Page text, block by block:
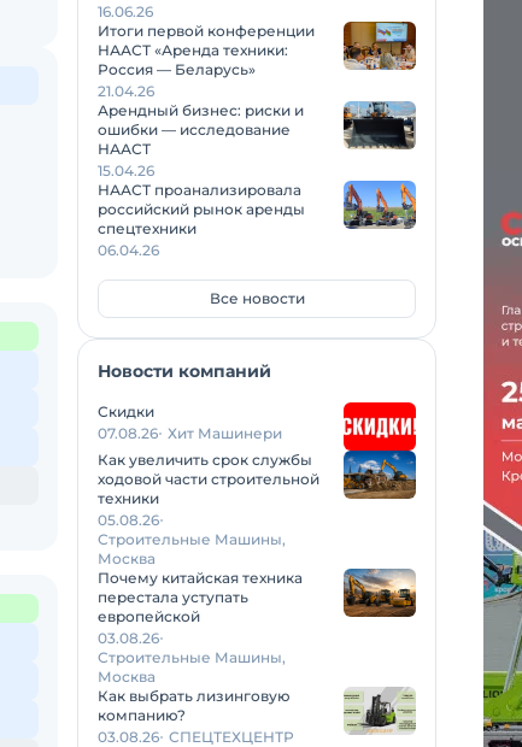
16.06.26
Итоги первой конференции
НААСТ «Аренда техники:
Россия — Беларусь»
21.04.26
Арендный бизнес: риски и
ошибки — исследование
НААСТ
15.04.26
НААСТ проанализировала
российский рынок аренды
спецтехники
06.04.26
Все новости
Новости компаний
Скидки
07.08.26 Хит Машинери
Как увеличить срок службы
ходовой части строительной
техники
05.08.26
Строительные Машины,
Москва
Почему китайская техника
перестала уступать
европейской
03.08.26
Строительные Машины,
Москва
Как выбрать лизинговую
компанию?
03.08.26 СПЕЦТЕХЦЕНТР